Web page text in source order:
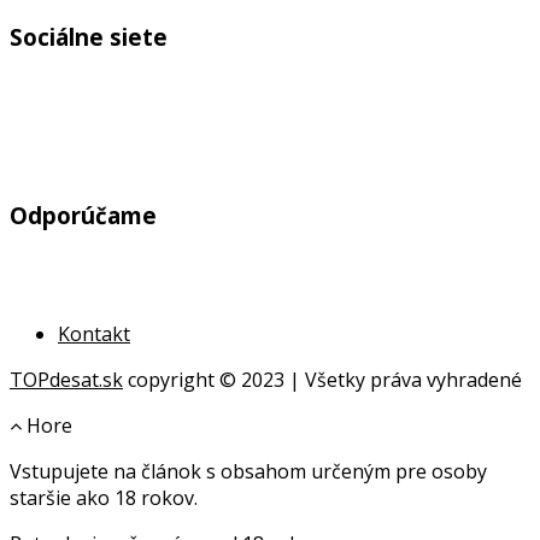
Sociálne siete
Odporúčame
Kontakt
TOPdesat.skcopyright © 2023 | Všetky práva vyhradené
Hore
online
Vstupujete na článok s obsahom určeným pre osoby
staršie ako 18 rokov.